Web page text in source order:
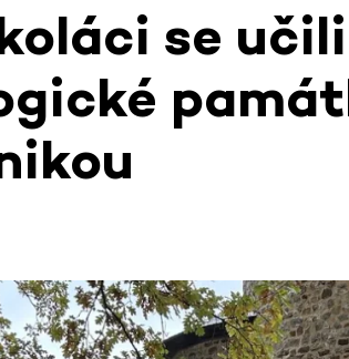
se